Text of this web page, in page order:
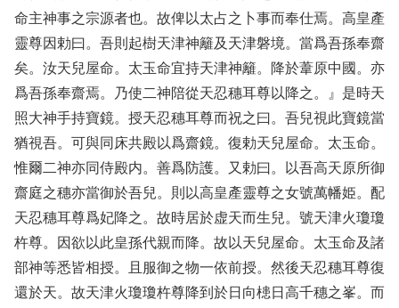
命主神事之宗源者也。故俾以太占之卜事而奉仕焉。高皇產
靈尊因勅曰。吾則起樹天津神籬及天津磐境。當爲吾孫奉齋
矣。汝天兒屋命。太玉命宜持天津神籬。降於葦原中國。亦
爲吾孫奉齋焉。乃使二神陪從天忍穗耳尊以降之。』是時天
照大神手持寶鏡。授天忍穗耳尊而祝之曰。吾兒視此寶鏡當
猶視吾。可與同床共殿以爲齋鏡。復勅天兒屋命。太玉命。
惟爾二神亦同侍殿内。善爲防護。又勅曰。以吾高天原所御
齋庭之穗亦當御於吾兒。則以高皇產靈尊之女號萬幡姫。配
天忍穗耳尊爲妃降之。故時居於虚天而生兒。號天津火瓊瓊
杵尊。因欲以此皇孫代親而降。故以天兒屋命。太玉命及諸
部神等悉皆相授。且服御之物一依前授。然後天忍穗耳尊復
還於天。故天津火瓊瓊杵尊降到於日向槵日高千穗之峯。而